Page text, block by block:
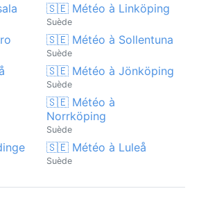
🇸🇪 Météo à Linköping
Suède
🇸🇪 Météo à Sollentuna
Suède
🇸🇪 Météo à Jönköping
Suède
🇸🇪 Météo à
Norrköping
Suède
🇸🇪 Météo à Luleå
Suède